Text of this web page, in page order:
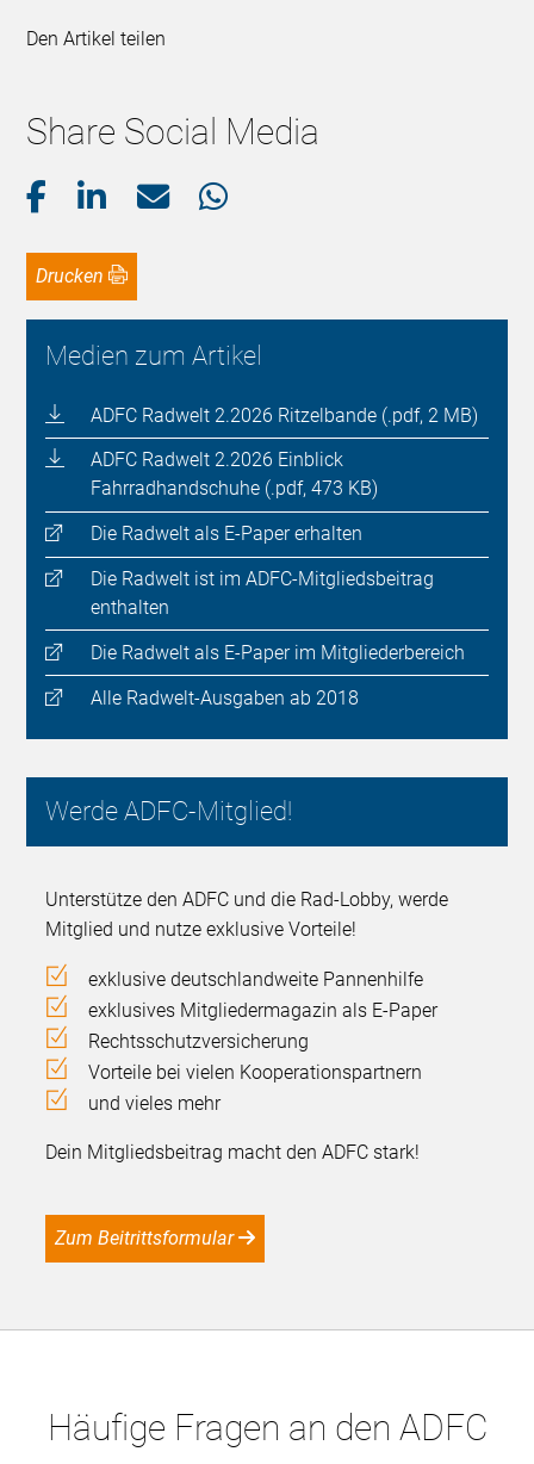
Den Artikel teilen
Share Social Media
Drucken
Medien zum Artikel
ADFC Radwelt 2.2026 Ritzelbande (.pdf, 2 MB)
ADFC Radwelt 2.2026 Einblick
Fahrradhandschuhe (.pdf, 473 KB)
Die Radwelt als E-Paper erhalten
Die Radwelt ist im ADFC-Mitgliedsbeitrag
enthalten
Die Radwelt als E-Paper im Mitgliederbereich
Alle Radwelt-Ausgaben ab 2018
Werde ADFC-Mitglied!
Unterstütze den ADFC und die Rad-Lobby, werde
Mitglied und nutze exklusive Vorteile!
exklusive deutschlandweite Pannenhilfe
exklusives Mitgliedermagazin als E-Paper
Rechtsschutzversicherung
Vorteile bei vielen Kooperationspartnern
und vieles mehr
Dein Mitgliedsbeitrag macht den ADFC stark!
Zum Beitrittsformular
Häufige Fragen an den ADFC